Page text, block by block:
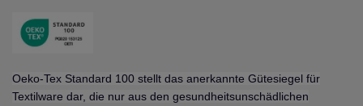
Oeko-Tex Standard 100 stellt das anerkannte Gütesiegel für
Textilware dar, die nur aus den gesundheitsunschädlichen